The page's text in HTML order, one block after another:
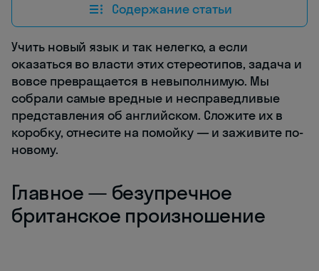
Содержание статьи
Учить новый язык и так нелегко, а если
оказаться во власти этих стереотипов, задача и
вовсе превращается в невыполнимую. Мы
собрали самые вредные и несправедливые
представления об английском. Сложите их в
коробку, отнесите на помойку — и заживите по-
новому.
Главное — безупречное
британское произношение